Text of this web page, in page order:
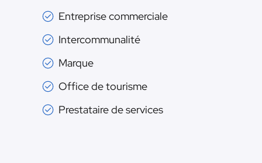
Entreprise commerciale
Intercommunalité
Marque
Office de tourisme
Prestataire de services